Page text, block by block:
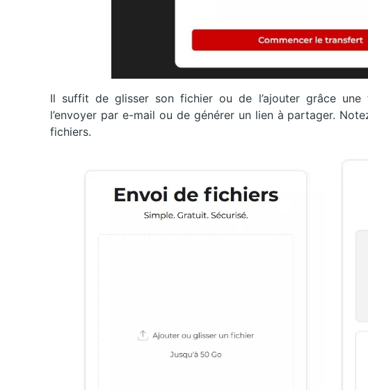
Il suffit de glisser son fichier ou de l’ajouter grâce une
l’envoyer par e-mail ou de générer un lien à partager.
fichiers.